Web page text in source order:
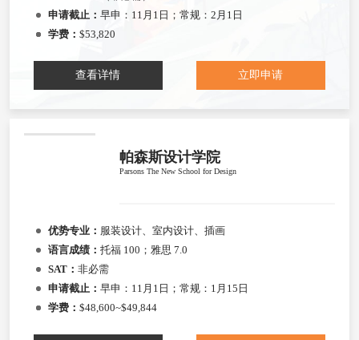
申请截止： 早申：11月1日；常规：2月1日
学费： $53,820
查看详情 立即申请
帕森斯设计学院
Parsons The New School for Design
优势专业： 服装设计、室内设计、插画
语言成绩： 托福 100；雅思 7.0
SAT： 非必需
申请截止： 早申：11月1日；常规：1月15日
学费： $48,600~$49,844